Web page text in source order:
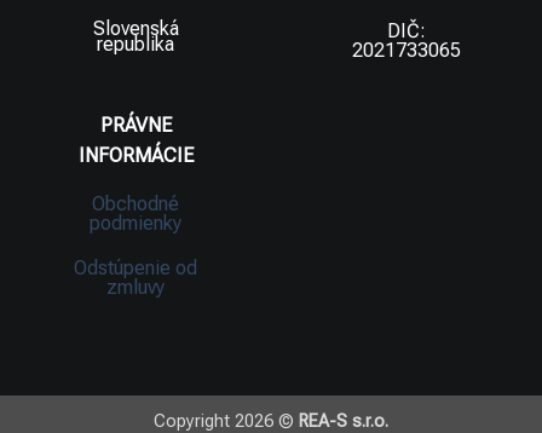
Slovenská
republika
DIČ:
2021733065
PRÁVNE
INFORMÁCIE
Obchodné
podmienky
Odstúpenie od
zmluvy
Copyright 2026 © REA-S s.r.o.